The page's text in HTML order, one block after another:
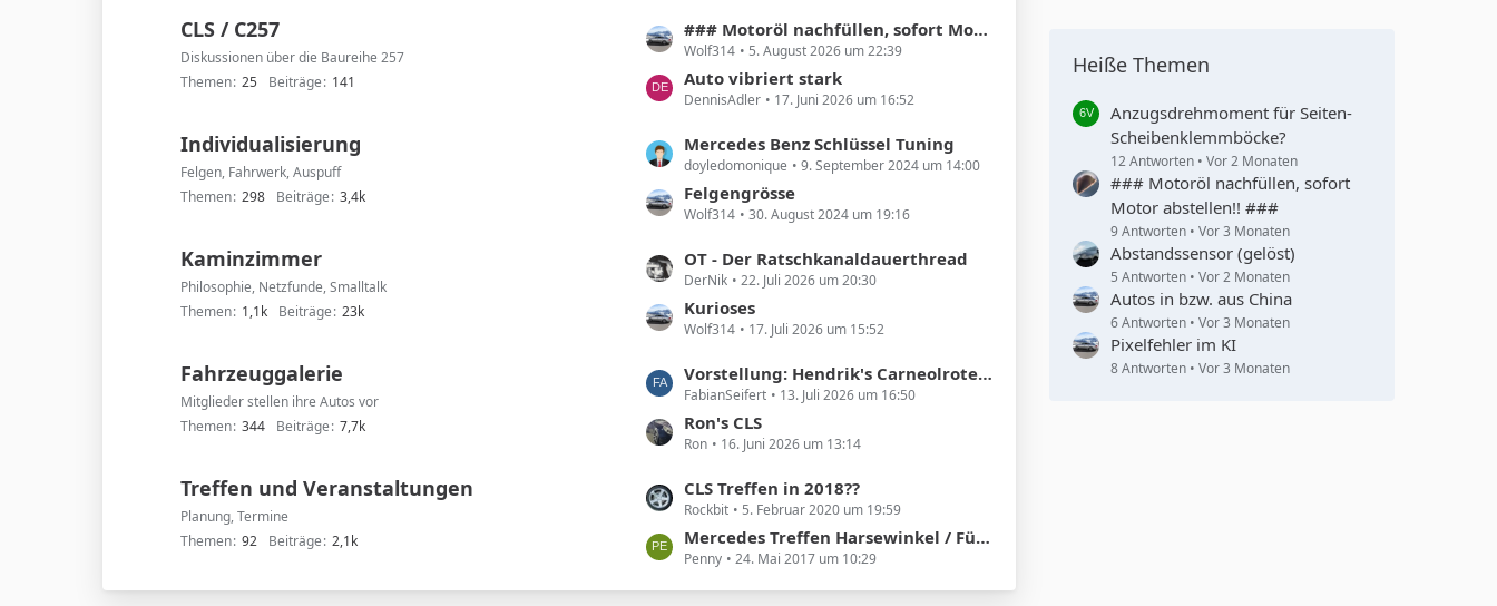
r
g
e
e
r
g
CLS / C257
Diskussionen über die Baureihe 257
Themen 25 Beiträge 141
L
e
t
z
e
e
r
g
### Motoröl nachfüllen, sofort Motor abstellen!! ###
Wolf314 5. August 2026 um 22:39
Auto vibriert stark
DennisAdler 17. Juni 2026 um 16:52
Individualisierung
Felgen, Fahrwerk, Auspuff
Themen 298 Beiträge 3,4k
L
e
t
z
e
e
r
g
Mercedes Benz Schlüssel Tuning
doyledomonique 9. September 2024 um 14:00
Felgengrösse
Wolf314 30. August 2024 um 19:16
Kaminzimmer
Philosophie, Netzfunde, Smalltalk
Themen 1,1k Beiträge 23k
L
e
t
z
e
e
r
g
OT - Der Ratschkanaldauerthread
DerNik 22. Juli 2026 um 20:30
Kurioses
Wolf314 17. Juli 2026 um 15:52
Fahrzeuggalerie
Mitglieder stellen ihre Autos vor
Themen 344 Beiträge 7,7k
L
e
t
z
e
e
t
Vorstellung: Hendrik's Carneolroter CLS 300
FabianSeifert 13. Juli 2026 um 16:50
Ron's CLS
Ron 16. Juni 2026 um 13:14
Treffen und Veranstaltungen
Planung, Termine
Themen 92 Beiträge 2,1k
L
e
t
z
t
CLS Treffen in 2018??
Rockbit 5. Februar 2020 um 19:59
Mercedes Treffen Harsewinkel / Füchtorf am 01. Juli 2017 – 2. meet and greet a star
Penny 24. Mai 2017 um 10:29
Heiße Themen
Anzugsdrehmoment für Seiten-
Scheibenklemmböcke?
12 Antworten Vor 2 Monaten
### Motoröl nachfüllen, sofort
Motor abstellen!! ###
9 Antworten Vor 3 Monaten
Abstandssensor (gelöst)
5 Antworten Vor 2 Monaten
Autos in bzw. aus China
6 Antworten Vor 3 Monaten
Pixelfehler im KI
8 Antworten Vor 3 Monaten